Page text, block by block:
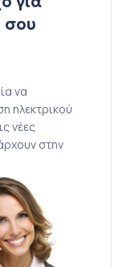
σου
να
ηλεκτρικού
νέες
στην